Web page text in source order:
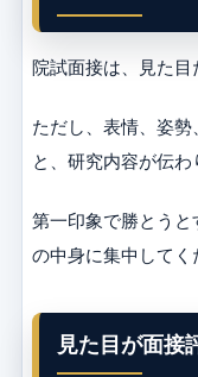
院試面接は、見た目
ただし、表情、姿
と、研究内容が伝わ
第一印象で勝とう
の中身に集中してく
見た目が面接